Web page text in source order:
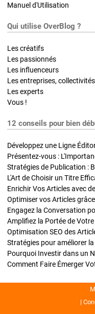
Manuel d'Utilisation
Qui utilise OverBlog ?
Les créatifs
Les passionnés
Les influenceurs
Les entreprises,
Les experts
Vous !
12 conseils pour bien
Développez une Ligne
Présentez-vous :
L'Art de Choisir un Titre
Optimiser vos Articles
Engagez la Conversation
Amplifiez la Portée de